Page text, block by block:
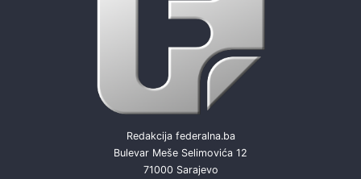
Redakcija federalna.ba
Bulevar Meše Selimovića 12
71000 Sarajevo